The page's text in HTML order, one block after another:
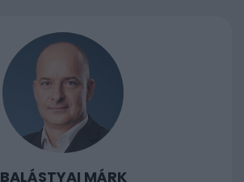
BALÁSTYAI MÁRK